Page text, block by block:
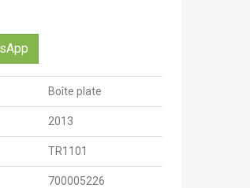
Boîte plate
2013
TR1101
700005226